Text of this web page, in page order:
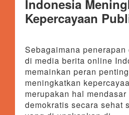
Indonesia
Kepercayaan
Sebagaimana
di media berita online
memainkan peran
meningkatkan
merupakan hal
demokratis secara sehat